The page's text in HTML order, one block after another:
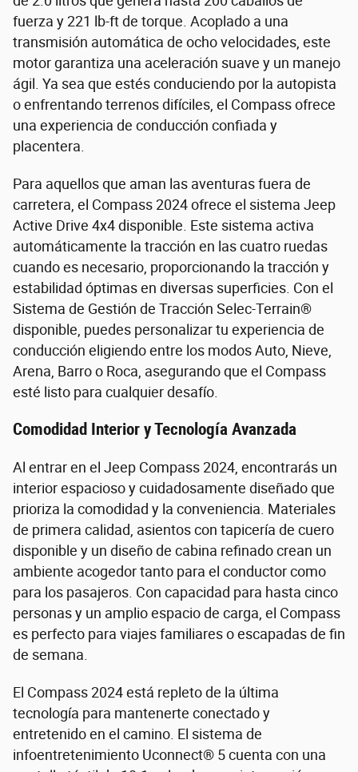
fuerza y 221 lb-ft de torque. Acoplado a una
transmisión automática de ocho velocidades, este
motor garantiza una aceleración suave y un manejo
ágil. Ya sea que estés conduciendo por la autopista
o enfrentando terrenos difíciles, el Compass ofrece
una experiencia de conducción confiada y
placentera.
Para aquellos que aman las aventuras fuera de
carretera, el Compass 2024 ofrece el sistema Jeep
Active Drive 4x4 disponible. Este sistema activa
automáticamente la tracción en las cuatro ruedas
cuando es necesario, proporcionando la tracción y
estabilidad óptimas en diversas superficies. Con el
Sistema de Gestión de Tracción Selec-Terrain®
disponible, puedes personalizar tu experiencia de
conducción eligiendo entre los modos Auto, Nieve,
Arena, Barro o Roca, asegurando que el Compass
esté listo para cualquier desafío.
Comodidad Interior y Tecnología Avanzada
Al entrar en el Jeep Compass 2024, encontrarás un
interior espacioso y cuidadosamente diseñado que
prioriza la comodidad y la conveniencia. Materiales
de primera calidad, asientos con tapicería de cuero
disponible y un diseño de cabina refinado crean un
ambiente acogedor tanto para el conductor como
para los pasajeros. Con capacidad para hasta cinco
personas y un amplio espacio de carga, el Compass
es perfecto para viajes familiares o escapadas de fin
de semana.
El Compass 2024 está repleto de la última
tecnología para mantenerte conectado y
entretenido en el camino. El sistema de
infoentretenimiento Uconnect® 5 cuenta con una